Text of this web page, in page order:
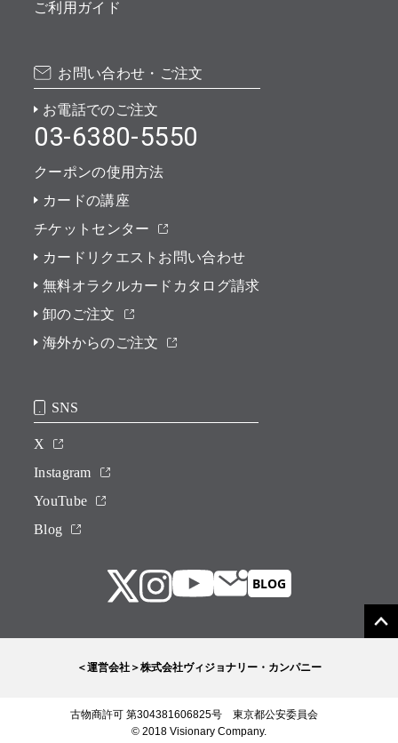
ご利用ガイド
お問い合わせ・ご注文
お電話でのご注文
03-6380-5550
クーポンの使用方法
カードの講座
チケットセンター
カードリクエストお問い合わせ
無料オラクルカードカタログ請求
卸のご注文
海外からのご注文
SNS
X
Instagram
YouTube
Blog
＜運営会社＞株式会社ヴィジョナリー・カンパニー
古物商許可 第304381606825号 東京都公安委員会
© 2018 Visionary Company.